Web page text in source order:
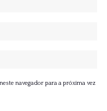
navegador para a próxima vez